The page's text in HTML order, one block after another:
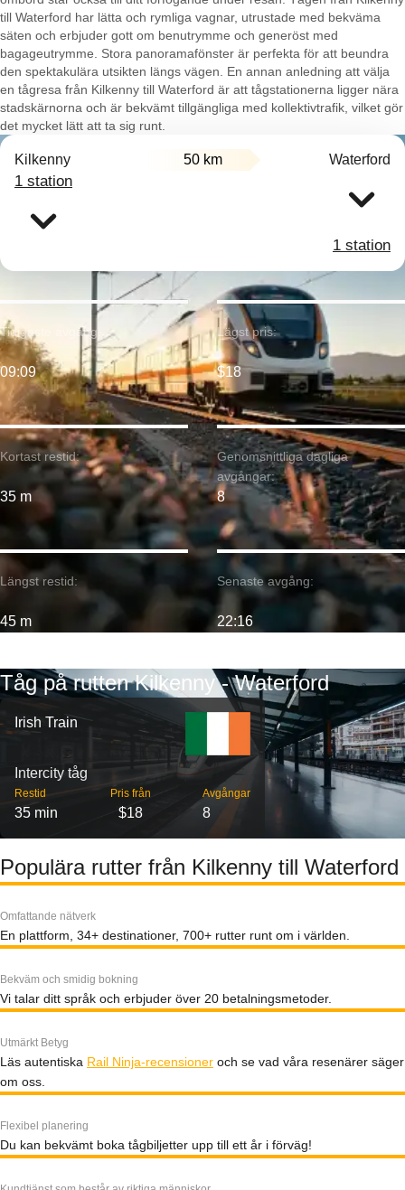
till Waterford har lätta och rymliga vagnar, utrustade med bekväma
säten och erbjuder gott om benutrymme och generöst med
bagageutrymme. Stora panoramafönster är perfekta för att beundra
den spektakulära utsikten längs vägen. En annan anledning att välja
en tågresa från Kilkenny till Waterford är att tågstationerna ligger nära
stadskärnorna och är bekvämt tillgängliga med kollektivtrafik, vilket gör
det mycket lätt att ta sig runt.
Kilkenny 50 km Waterford
1 station
1 station
Kortast restid:
35 m
Tidigaste avgång:
09:09
Längst restid:
45 m
Lägst pris:
$18
Genomsnittliga dagliga
avgångar:
8
Senaste avgång:
22:16
Tåg på rutten Kilkenny - Waterford
Irish Train
Intercity tåg
Restid
35 min
Pris från
$18
Avgångar
8
Populära rutter från Kilkenny till Waterford
Omfattande nätverk
En plattform, 34+ destinationer, 700+ rutter runt om i världen.
Bekväm och smidig bokning
Vi talar ditt språk och erbjuder över 20 betalningsmetoder.
Utmärkt Betyg
Läs autentiska Rail Ninja-recensioner och se vad våra resenärer säger
om oss.
Flexibel planering
Du kan bekvämt boka tågbiljetter upp till ett år i förväg!